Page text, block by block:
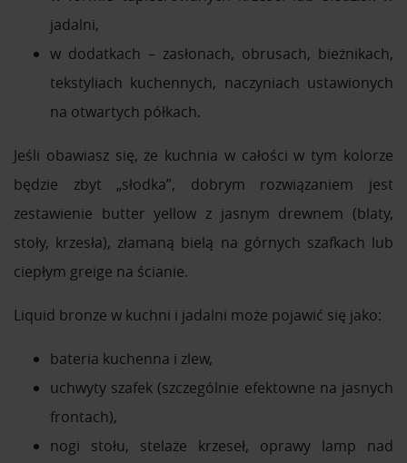
jadalni,
w dodatkach – zasłonach, obrusach, bieżnikach,
tekstyliach kuchennych, naczyniach ustawionych
na otwartych półkach.
Jeśli obawiasz się, że kuchnia w całości w tym kolorze
będzie zbyt „słodka”, dobrym rozwiązaniem jest
zestawienie butter yellow z jasnym drewnem (blaty,
stoły, krzesła), złamaną bielą na górnych szafkach lub
ciepłym greige na ścianie.
Liquid bronze w kuchni i jadalni może pojawić się jako:
bateria kuchenna i zlew,
uchwyty szafek (szczególnie efektowne na jasnych
frontach),
nogi stołu, stelaże krzeseł, oprawy lamp nad